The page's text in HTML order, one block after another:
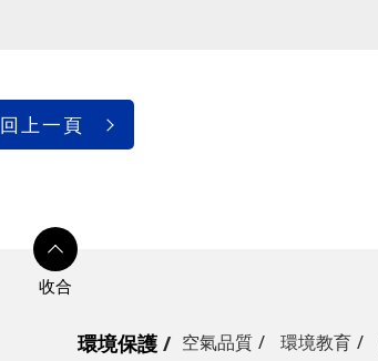
回上一頁
環境保護 空氣品質 環境教育